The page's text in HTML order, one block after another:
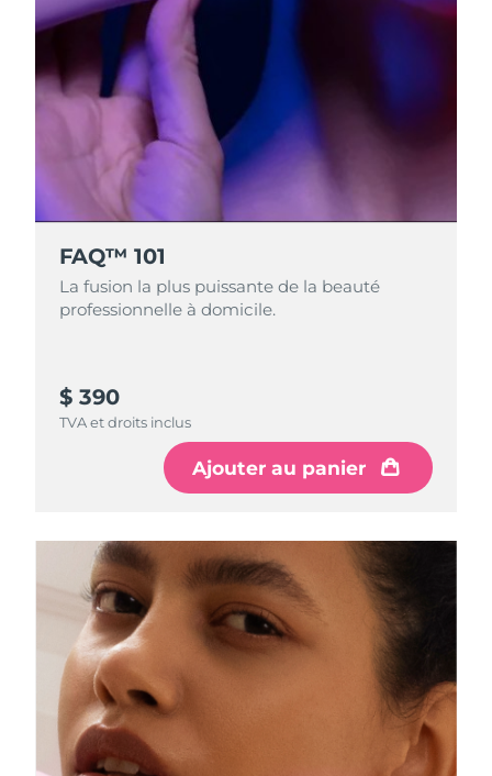
FAQ™ 101
La fusion la plus puissante de la beauté
professionnelle à domicile.
$ 390
TVA et droits inclus
Ajouter au panier